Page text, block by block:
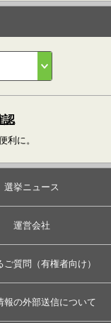
認
利に。
選挙ニュース
運営会社
ご質問（有権者向け）
報の外部送信について